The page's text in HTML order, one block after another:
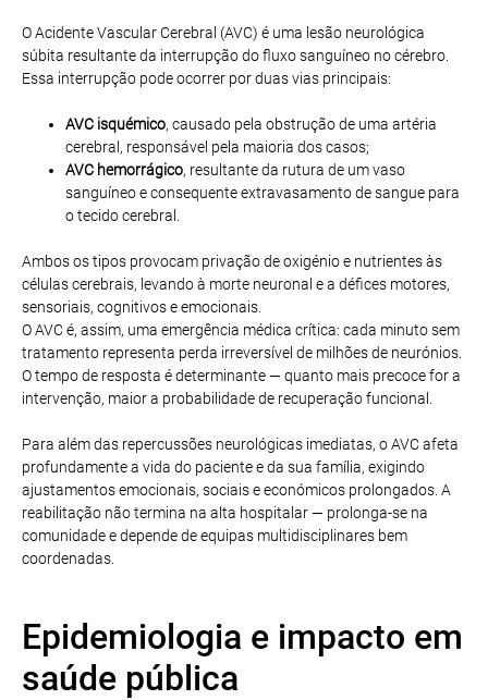
O Acidente Vascular Cerebral (AVC) é uma lesão neurológica
súbita resultante da interrupção do fluxo sanguíneo no cérebro.
Essa interrupção pode ocorrer por duas vias principais:
AVC isquémico, causado pela obstrução de uma artéria
cerebral, responsável pela maioria dos casos;
AVC hemorrágico, resultante da rutura de um vaso
sanguíneo e consequente extravasamento de sangue para
o tecido cerebral.
Ambos os tipos provocam privação de oxigénio e nutrientes às
células cerebrais, levando à morte neuronal e a défices motores,
sensoriais, cognitivos e emocionais.
O AVC é, assim, uma emergência médica crítica: cada minuto sem
tratamento representa perda irreversível de milhões de neurónios.
O tempo de resposta é determinante — quanto mais precoce for a
intervenção, maior a probabilidade de recuperação funcional.
Para além das repercussões neurológicas imediatas, o AVC afeta
profundamente a vida do paciente e da sua família, exigindo
ajustamentos emocionais, sociais e económicos prolongados. A
reabilitação não termina na alta hospitalar — prolonga-se na
comunidade e depende de equipas multidisciplinares bem
coordenadas.
Epidemiologia e impacto em
saúde pública